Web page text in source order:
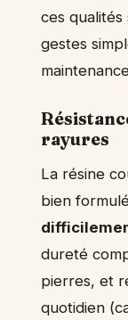
ces
gestes
rayures
La résine
bien
dureté
pierres, et
quotidien